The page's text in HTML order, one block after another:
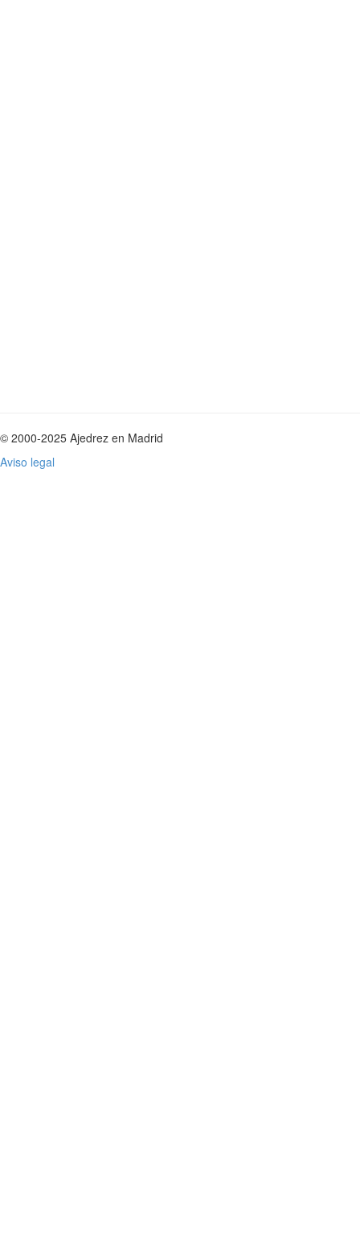
© 2000-2025 Ajedrez en Madrid
Aviso legal